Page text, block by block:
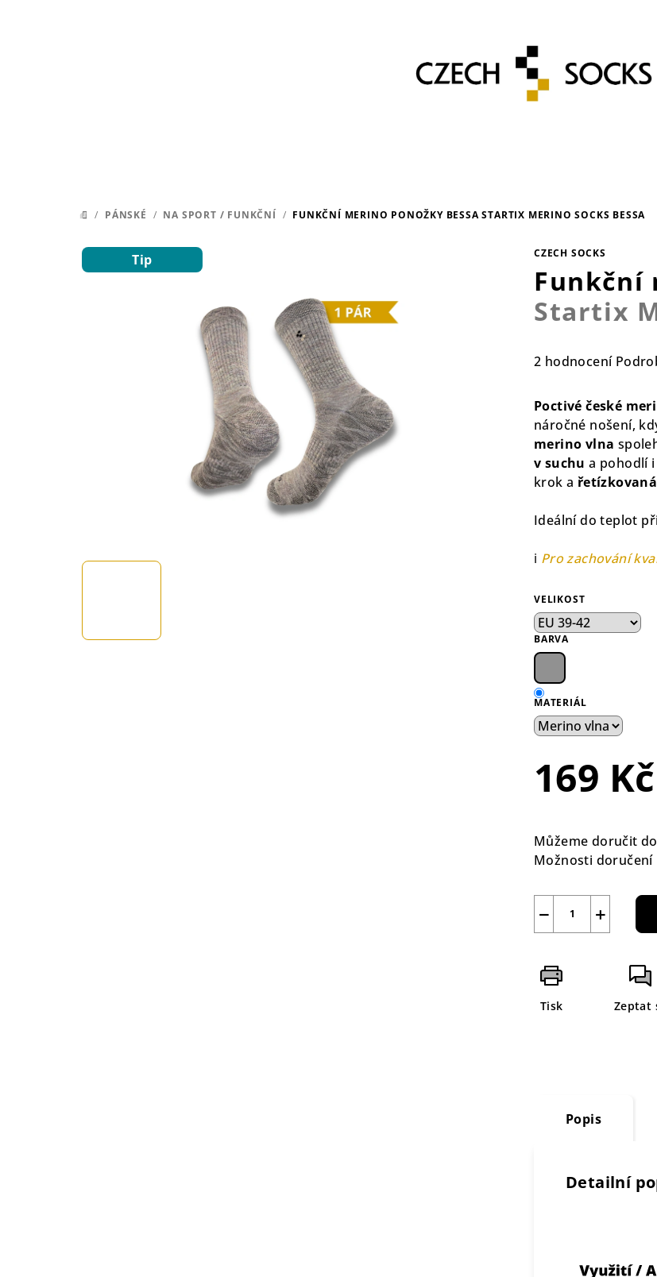
DOMŮ
/ PÁNSKÉ / NA SPORT / FUNKČNÍ / FUNKČNÍ MERINO PONOŽKY BESSASTARTIX MERINO SOCKS BESSA
CZECH SOCKS
Funkční
Startix
Průměrné
produktu
5
2 hodnocení
Poctivé české
náročné nošení,
merino vlna
v suchu a pohodlí
krok a
Ideální do teplot
ℹ️ Pro zachování
VELIKOST
BARVA
MATERIÁL
169 Kč
cena:
Můžeme doručit
Možnosti doručení
+
−
Tisk Zeptat
Tip
Popis
Detailní